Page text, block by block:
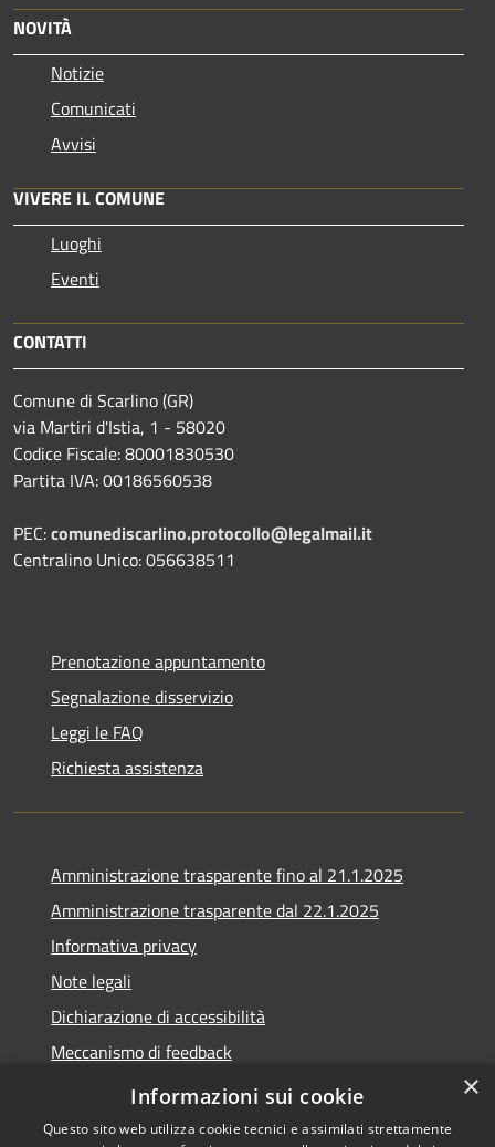
NOVITÀ
Notizie
Comunicati
Avvisi
VIVERE IL COMUNE
Luoghi
Eventi
CONTATTI
Comune di Scarlino (GR)
via Martiri d'Istia, 1 - 58020
Codice Fiscale: 80001830530
Partita IVA: 00186560538
PEC:comunediscarlino.protocollo@legalmail.it
Centralino Unico: 056638511
Prenotazione appuntamento
Segnalazione disservizio
Leggi le FAQ
Richiesta assistenza
Amministrazione trasparente fino al 21.1.2025
Amministrazione trasparente dal 22.1.2025
Informativa privacy
Note legali
Dichiarazione di accessibilità
Meccanismo di feedback
Whistleblowing
×
Informazioni sui cookie
Questo sito web utilizza cookie tecnici e assimilati strettamente